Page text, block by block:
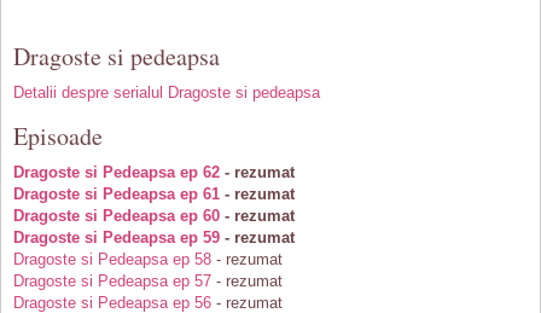
Dragoste si pedeapsa
Detalii despre serialul Dragoste si pedeapsa
Episoade
Dragoste si Pedeapsa ep 62 - rezumat
Dragoste si Pedeapsa ep 61 - rezumat
Dragoste si Pedeapsa ep 60 - rezumat
Dragoste si Pedeapsa ep 59 - rezumat
Dragoste si Pedeapsa ep 58 - rezumat
Dragoste si Pedeapsa ep 57 - rezumat
Dragoste si Pedeapsa ep 56 - rezumat